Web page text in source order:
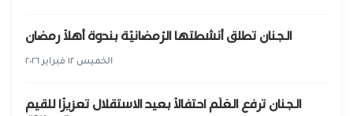
الجنان تطلق أنشطتها الرّمضانيّة بندوة أهلًا رمضان
الخميس ١٢ فبراير ٢٠٢٦
الجنان ترفع العَلَم احتفالًا بعيد الاستقلال تعزيزًا للقيم